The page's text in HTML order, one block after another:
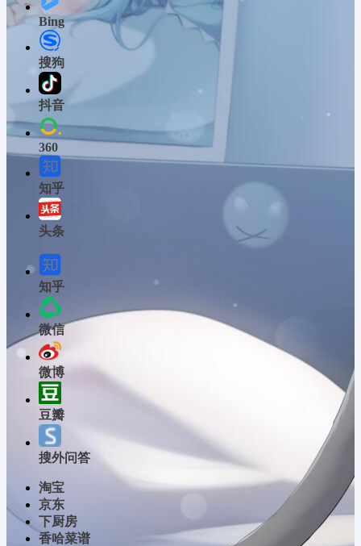
Bing
搜狗
抖音
360
知乎
头条
知乎
微信
微博
豆瓣
搜外问答
淘宝
京东
下厨房
香哈菜谱